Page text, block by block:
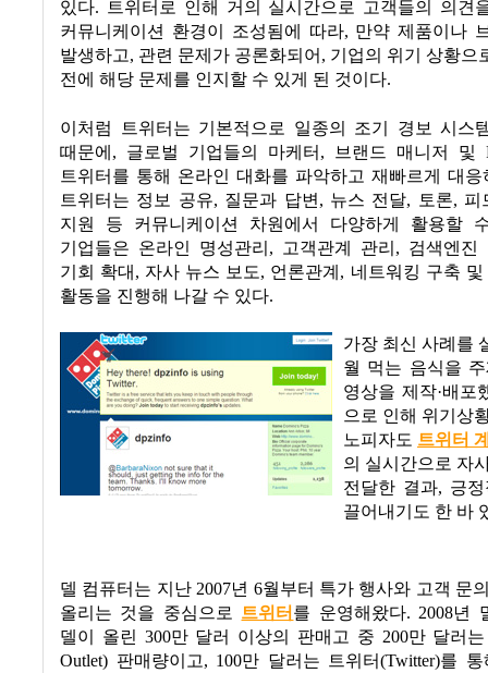
있다. 트위터로 인해 거의 실시간으로 고객들의 의견
커뮤니케이션 환경이 조성됨에 따라, 만약 제품이나
발생하고, 관련 문제가 공론화되어 , 기업의 위기 상황으
전에 해당 문제를 인지할 수 있게 된 것이다.
이처럼 트위터는 기본적으로 일종의 조기 경보 시스
때문에 , 글로벌 기업들의 마케터 , 브랜드 매니저 및
트위터를 통해 온라인 대화를 파악하고 재빠르게 대응
트위터는 정보 공유, 질문과 답변, 뉴스 전달, 토론, 피
지원 등 커뮤니케이션 차원에서 다양하게 활용할
기업들은 온라인 명성관리 , 고객관계 관리 , 검색엔진
기회 확대 , 자사 뉴스 보도, 언론관계 , 네트워킹 구축
활동을 진행해 나갈 수 있다.
가장 최신 사례를
월 먹는 음식을
영상을 제작·배포
으로 인해 위기상
노피자도 트위터
의 실시간으로 자
전달한 결과, 긍
끌어내기도 한 바
델 컴퓨터는 지난2007년 6월부터 특가 행사와 고객 문
올리는 것을 중심으로 트위터 를 운영해왔다. 2008년
델이 올린 300만 달러 이상의 판매고 중 200만 달러
Outlet) 판매량이고, 100만 달러는 트위터(Twitter)를 통